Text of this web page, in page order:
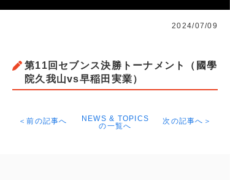
2024/07/09
第11回セブンス決勝トーナメント（國學
院久我山vs早稲田実業）
＜前の記事へ
NEWS & TOPICS
の一覧へ
次の記事へ＞